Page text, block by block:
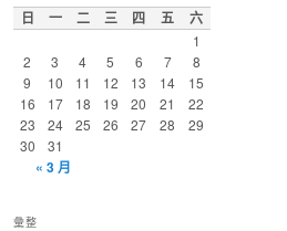
日 一 二 三 四 五 六
1
2
3 4 5 6 7
8
9
10 11 12 13 14
15
16
17 18 19 20 21
22
23
24 25 26 27 28
29
30
31
« 3 月
彙整